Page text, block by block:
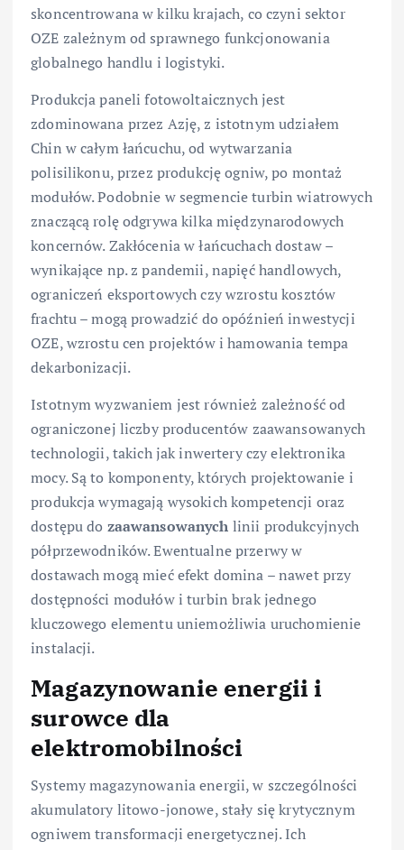
skoncentrowana w kilku krajach, co czyni sektor
OZE zależnym od sprawnego funkcjonowania
globalnego handlu i logistyki.
Produkcja paneli fotowoltaicznych jest
zdominowana przez Azję, z istotnym udziałem
Chin w całym łańcuchu, od wytwarzania
polisilikonu, przez produkcję ogniw, po montaż
modułów. Podobnie w segmencie turbin wiatrowych
znaczącą rolę odgrywa kilka międzynarodowych
koncernów. Zakłócenia w łańcuchach dostaw –
wynikające np. z pandemii, napięć handlowych,
ograniczeń eksportowych czy wzrostu kosztów
frachtu – mogą prowadzić do opóźnień inwestycji
OZE, wzrostu cen projektów i hamowania tempa
dekarbonizacji.
Istotnym wyzwaniem jest również zależność od
ograniczonej liczby producentów zaawansowanych
technologii, takich jak inwertery czy elektronika
mocy. Są to komponenty, których projektowanie i
produkcja wymagają wysokich kompetencji oraz
dostępu do zaawansowanych linii produkcyjnych
półprzewodników. Ewentualne przerwy w
dostawach mogą mieć efekt domina – nawet przy
dostępności modułów i turbin brak jednego
kluczowego elementu uniemożliwia uruchomienie
instalacji.
Magazynowanie energii i
surowce dla
elektromobilności
Systemy magazynowania energii, w szczególności
akumulatory litowo-jonowe, stały się krytycznym
ogniwem transformacji energetycznej. Ich